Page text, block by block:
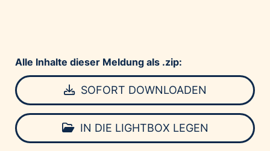
Alle Inhalte dieser Meldung als .zip:
SOFORT DOWNLOADEN
IN DIE LIGHTBOX LEGEN